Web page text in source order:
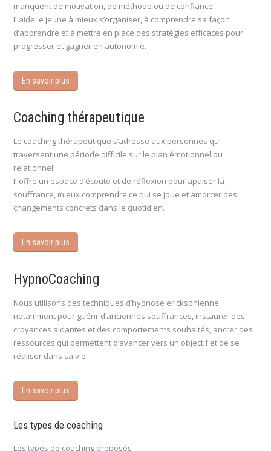
manquent de motivation, de méthode ou de confiance.
Il aide le jeune à mieux s’organiser, à comprendre sa façon
d’apprendre et à mettre en place des stratégies efficaces pour
progresser et gagner en autonomie.
En savoir plus
Coaching thérapeutique
Le coaching thérapeutique s’adresse aux personnes qui
traversent une période difficile sur le plan émotionnel ou
relationnel.
Il offre un espace d’écoute et de réflexion pour apaiser la
souffrance, mieux comprendre ce qui se joue et amorcer des
changements concrets dans le quotidien.
En savoir plus
HypnoCoaching
Nous utilisons des techniques d’hypnose ericksonienne
notamment pour guérir d’anciennes souffrances, instaurer des
croyances aidantes et des comportements souhaités, ancrer des
ressources qui permettent d’avancer vers un objectif et de se
réaliser dans sa vie.
En savoir plus
Les types de coaching
Les types de coaching proposés